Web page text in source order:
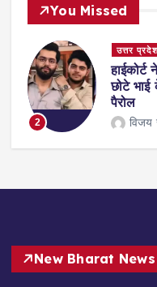
You Missed
2
उत्तर प्रदेश
छोटे भाई
पैरोल
विजय
New Bharat News